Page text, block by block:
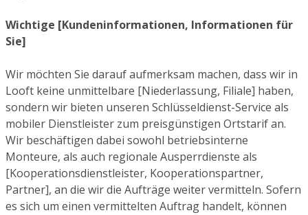
Wichtige [Kundeninformationen, Informationen für
Sie]
Wir möchten Sie darauf aufmerksam machen, dass wir in
Looft keine unmittelbare [Niederlassung, Filiale] haben,
sondern wir bieten unseren Schlüsseldienst-Service als
mobiler Dienstleister zum preisgünstigen Ortstarif an.
Wir beschäftigen dabei sowohl betriebsinterne
Monteure, als auch regionale Ausperrdienste als
[Kooperationsdienstleister, Kooperationspartner,
Partner], an die wir die Aufträge weiter vermitteln. Sofern
es sich um einen vermittelten Auftrag handelt, können